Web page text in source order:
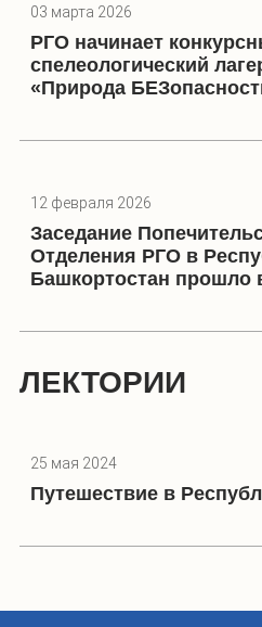
03 марта 2026
РГО начинает
спелеологический
«Природа
12 февраля 2026
Заседание
Отделения РГО в
Башкортостан прошло
ЛЕКТОРИИ
25 мая 2024
Путешествие в